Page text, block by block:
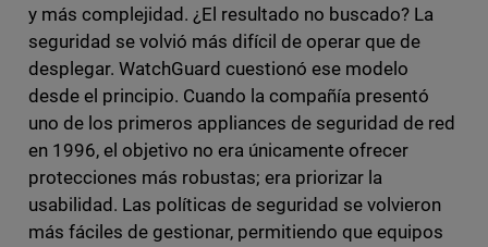
y más complejidad. ¿El resultado no buscado? La
seguridad se volvió más difícil de operar que de
desplegar. WatchGuard cuestionó ese modelo
desde el principio. Cuando la compañía presentó
uno de los primeros appliances de seguridad de red
en 1996, el objetivo no era únicamente ofrecer
protecciones más robustas; era priorizar la
usabilidad. Las políticas de seguridad se volvieron
más fáciles de gestionar, permitiendo que equipos